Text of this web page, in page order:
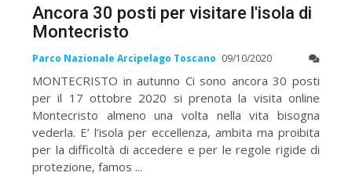
Ancora 30 posti per visitare l'isola di
Montecristo
Parco Nazionale Arcipelago Toscano 09/10/2020
MONTECRISTO in autunno Ci sono ancora 30 posti
per il 17 ottobre 2020 si prenota la visita online
Montecristo almeno una volta nella vita bisogna
vederla. E’ l’isola per eccellenza, ambita ma proibita
per la difficoltà di accedere e per le regole rigide di
protezione, famos ...